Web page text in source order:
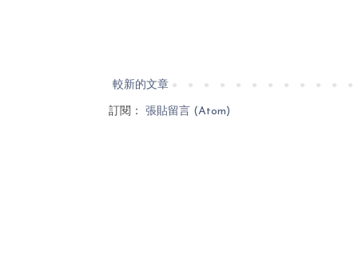
較新的文章
訂閱： 張貼留言 (Atom)